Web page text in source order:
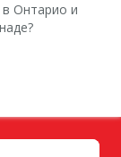
в Онтарио и